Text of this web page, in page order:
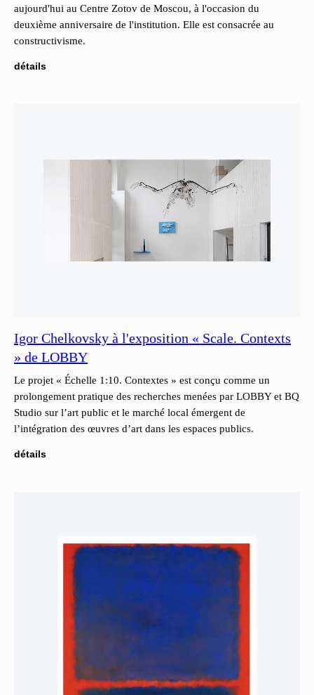
aujourd'hui au Centre Zotov de Moscou, à l'occasion du
deuxième anniversaire de l'institution. Elle est consacrée au
constructivisme.
détails
Igor Chelkovsky à l'exposition « Scale. Contexts
» de LOBBY
Le projet « Échelle 1:10. Contextes » est conçu comme un
prolongement pratique des recherches menées par LOBBY et BQ
Studio sur l’art public et le marché local émergent de
l’intégration des œuvres d’art dans les espaces publics.
détails